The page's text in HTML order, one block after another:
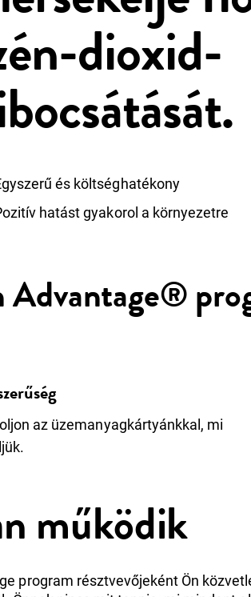
dioxid-
és költséghatékony
hatást gyakorol a környezetre
Advantage®
az üzemanyagkártyánkkal, mi
működik
program résztvevőjeként Ön